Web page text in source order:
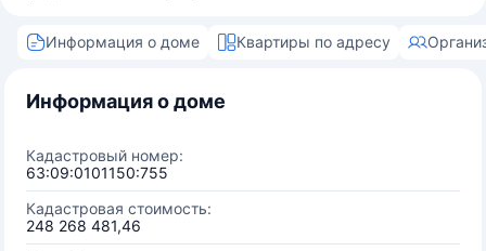
Информация о доме Квартиры по адресу
Информация о доме
Кадастровый номер:
63:09:0101150:755
Кадастровая стоимость:
248 268 481,46